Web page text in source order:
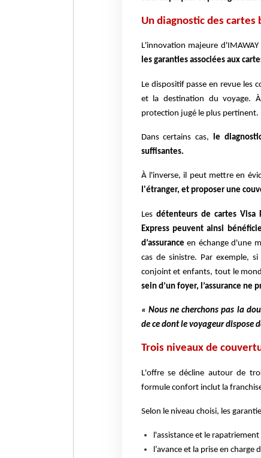
Un diagnostic des
L'innovation majeure
les garanties associées aux
Le dispositif passe en revue les
et la destination du voyage.
protection jugé le plus pertinent.
Dans certains cas, le
suffisantes.
À l'inverse, il peut mettre en
l'étranger, et proposer une
Les détenteurs de cartes Visa
Express peuvent ainsi
d’assurance en échange d'une
cas de sinistre. Par exemple,
conjoint et enfants, tout le
sein d’un foyer, l’assurance ne
« Nous ne cherchons pas la
de ce dont le voyageur dispose
Trois niveaux de
L'offre se décline autour de
formule confort inclut la
Selon le niveau choisi, les
l'assistance et le
l’avance et la prise en